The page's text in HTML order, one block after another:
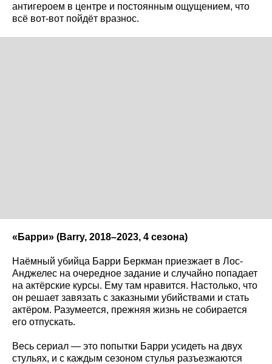
антигероем в центре и постоянным ощущением, что
всё вот-вот пойдёт вразнос.
«Барри» (Barry, 2018–2023, 4 сезона)
Наёмный убийца Барри Беркман приезжает в Лос-
Анджелес на очередное задание и случайно попадает
на актёрские курсы. Ему там нравится. Настолько, что
он решает завязать с заказными убийствами и стать
актёром. Разумеется, прежняя жизнь не собирается
его отпускать.
Весь сериал — это попытки Барри усидеть на двух
стульях, и с каждым сезоном стулья разъезжаются